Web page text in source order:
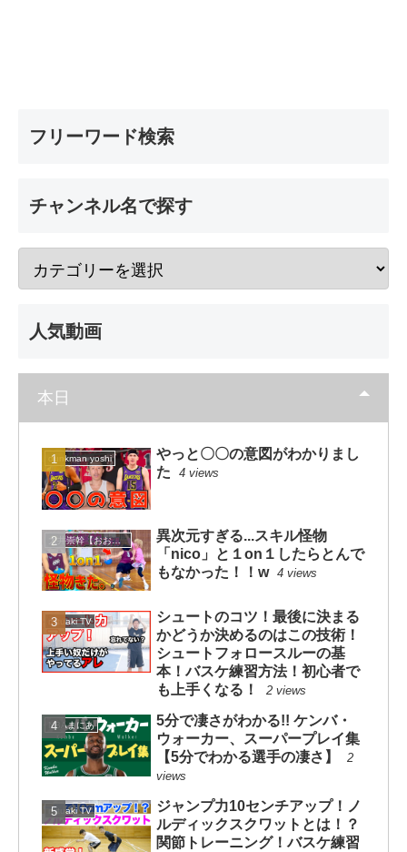
フリーワード検索
チャンネル名で探す
人気動画
本日
dunkman yoshi
やっと〇〇の意図がわかりまし
た
4 views
大井崇幹【おおいたかよし】
異次元すぎる...スキル怪物
「nico」と１on１したらとんで
もなかった！！w 4 views
mituaki TV
シュートのコツ！最後に決まる
かどうか決めるのはこの技術！
シュートフォロースルーの基
本！バスケ練習方法！初心者で
も上手くなる！
2 views
NBAまにあ
5分で凄さがわかる!! ケンバ・
ウォーカー、スーパープレイ集
【5分でわかる選手の凄さ】
2
views
mituaki TV
ジャンプ力10センチアップ！ノ
ルディックスクワットとは！？
関節トレーニング！バスケ練習